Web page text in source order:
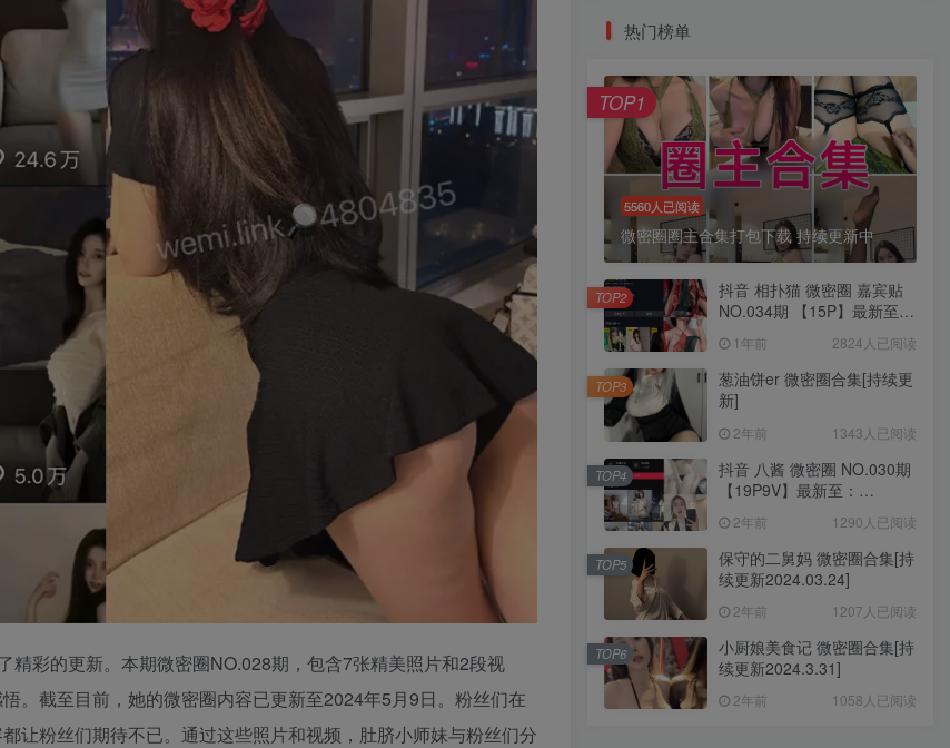
精彩的更新。本期微密圈NO.028期，包含7张精美照片和2段视
。截至目前，她的微密圈内容已更新至2024年5月9日。粉丝们在
让粉丝们期待不已。通过这些照片和视频，肚脐小师妹与粉丝们分
热门榜单
5560人已阅读
微密圈圈主合集打包下载 持续更新中
TOP1
抖音 相扑猫 微密圈 嘉宾贴
NO.034期 【15P】最新至：
1年前 2824人已阅读
TOP2
葱油饼er 微密圈合集[持续更
新]
2年前 1343人已阅读
TOP3
抖音 八酱 微密圈 NO.030期
【19P9V】最新至：
2年前 1290人已阅读
TOP4
保守的二舅妈 微密圈合集[持
续更新2024.03.24]
2年前 1207人已阅读
TOP5
小厨娘美食记 微密圈合集[持
续更新2024.3.31]
2年前 1058人已阅读
TOP6